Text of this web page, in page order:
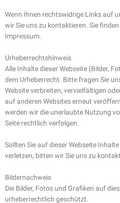
Wenn Ihnen rechtswidrige Links auf
wir Sie uns zu kontaktieren. Sie
Impressum.
Urheberrechtshinweis
Alle Inhalte dieser Webseite (Bilder,
dem Urheberrecht. Bitte fragen Sie
Website verbreiten, vervielfältigen
auf anderen Websites erneut
werden wir die unerlaubte Nutzung
Seite rechtlich verfolgen.
Sollten Sie auf dieser Webseite
verletzen, bitten wir Sie uns zu
Bildernachweis
Die Bilder, Fotos und Grafiken auf
urheberrechtlich geschützt.